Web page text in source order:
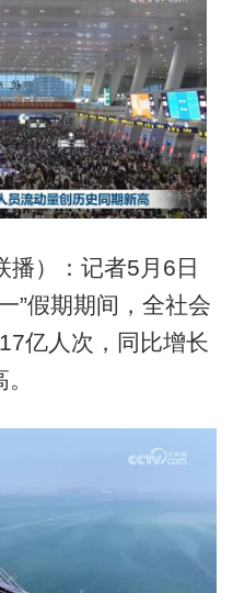
播）：记者5月6日
”假期期间，全社会
亿人次，同比增长